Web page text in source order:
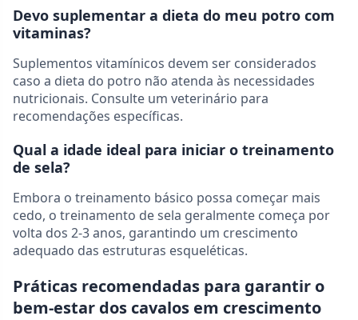
Devo suplementar a dieta do meu potro com
vitaminas?
Suplementos vitamínicos devem ser considerados
caso a dieta do potro não atenda às necessidades
nutricionais. Consulte um veterinário para
recomendações específicas.
Qual a idade ideal para iniciar o treinamento
de sela?
Embora o treinamento básico possa começar mais
cedo, o treinamento de sela geralmente começa por
volta dos 2-3 anos, garantindo um crescimento
adequado das estruturas esqueléticas.
Práticas recomendadas para garantir o
bem-estar dos cavalos em crescimento